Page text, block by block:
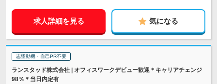
求人詳細を見る 気になる
志望動機・自己PR不要
ランスタッド株式会社 | オフィスワークデビュー歓迎＊キャリアチェンジ
98％＊当日内定有